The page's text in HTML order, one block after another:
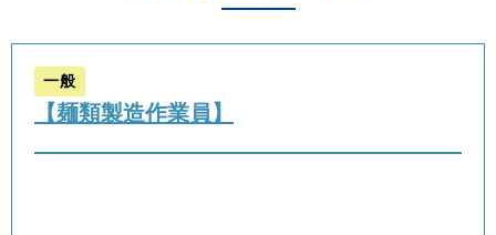
一般
【麺類製造作業員】